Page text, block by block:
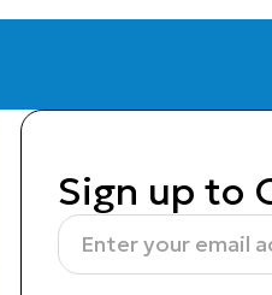
Sign up to